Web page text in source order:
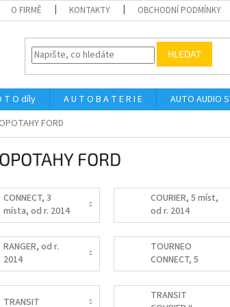
O FIRMĚ KONTAKTY OBCHODNÍ PODMÍNKY
HLEDAT
T O díly A U T O B A T E R I E AUTO AUDIO
FORD
FORD
CONNECT, 3
místa, od r. 2014
COURIER, 5 míst,
od r. 2014
RANGER, od r.
2014
TOURNEO
CONNECT, 5
míst, od r. 2014
TRANSIT
TRANSIT